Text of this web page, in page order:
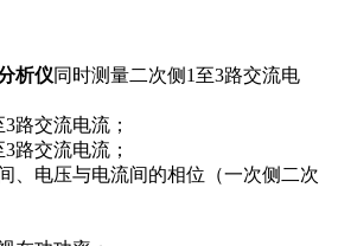
析仪同时测量二次侧1至3路交流电
路交流电流；
路交流电流；
、电压与电流间的相位（一次侧二次